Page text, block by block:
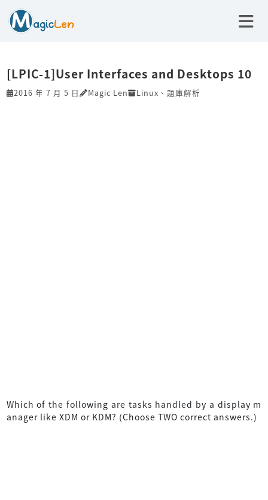
[LPIC-1]User Interfaces and Desktops 10
2016 年 7 月 5 日 Magic Len Linux 、 題庫解析
Which of the following are tasks handled by a display m
anager like XDM or KDM? (Choose TWO correct answers.)